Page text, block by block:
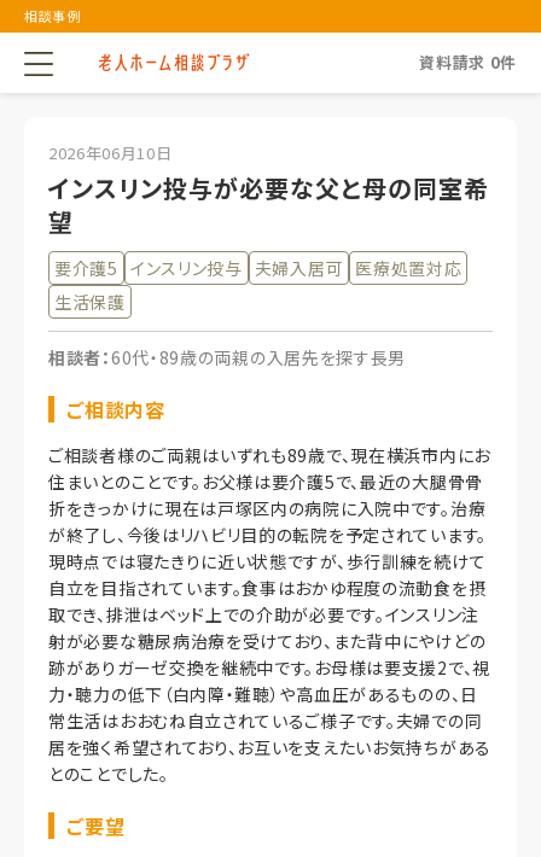
相談事例
資料請求 0件
2026年06月10日
インスリン投与が必要な父と母の同室希
望
要介護5 インスリン投与 夫婦入居可 医療処置対応
生活保護
相談者：60代・89歳の両親の入居先を探す長男
ご相談内容
ご相談者様のご両親はいずれも89歳で、現在横浜市内にお
住まいとのことです。お父様は要介護5で、最近の大腿骨骨
折をきっかけに現在は戸塚区内の病院に入院中です。治療
が終了し、今後はリハビリ目的の転院を予定されています。
現時点では寝たきりに近い状態ですが、歩行訓練を続けて
自立を目指されています。食事はおかゆ程度の流動食を摂
取でき、排泄はベッド上での介助が必要です。インスリン注
射が必要な糖尿病治療を受けており、また背中にやけどの
跡がありガーゼ交換を継続中です。お母様は要支援2で、視
力・聴力の低下（白内障・難聴）や高血圧があるものの、日
常生活はおおむね自立されているご様子です。夫婦での同
居を強く希望されており、お互いを支えたいお気持ちがある
とのことでした。
ご要望